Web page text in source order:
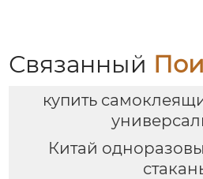
Связанный
купить
Китай